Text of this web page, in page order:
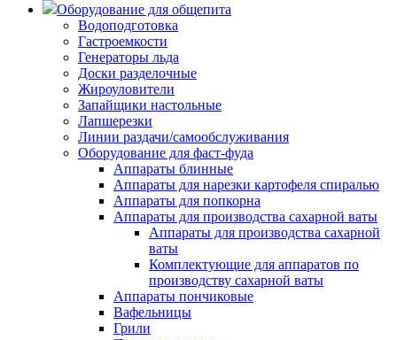
Оборудование для общепита
Водоподготовка
Гастроемкости
Генераторы льда
Доски разделочные
Жироуловители
Запайщики настольные
Лапшерезки
Линии раздачи/самообслуживания
Оборудование для фаст-фуда
Аппараты блинные
Аппараты для нарезки картофеля спиралью
Аппараты для попкорна
Аппараты для производства сахарной ваты
Аппараты для производства сахарной
ваты
Комплектующие для аппаратов по
производству сахарной ваты
Аппараты пончиковые
Вафельницы
Грили